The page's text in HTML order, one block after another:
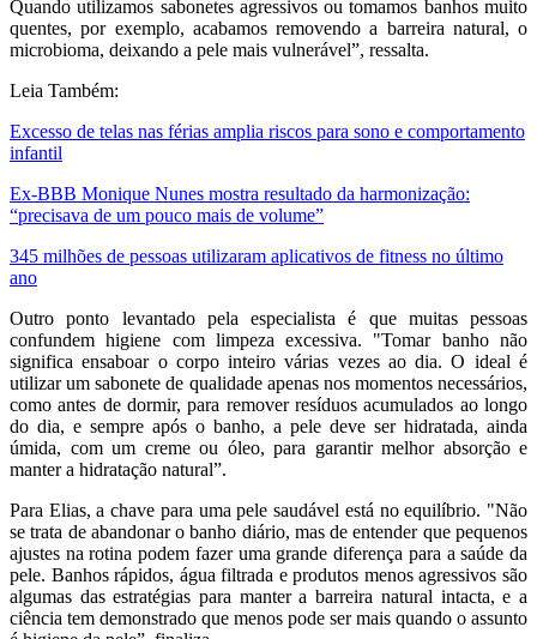
Quando utilizamos sabonetes agressivos ou tomamos banhos muito
quentes, por exemplo, acabamos removendo a barreira natural, o
microbioma, deixando a pele mais vulnerável”, ressalta.
Leia Também:
Excesso de telas nas férias amplia riscos para sono e comportamento
infantil
Ex-BBB Monique Nunes mostra resultado da harmonização:
“precisava de um pouco mais de volume”
345 milhões de pessoas utilizaram aplicativos de fitness no último
ano
Outro ponto levantado pela especialista é que muitas pessoas
confundem higiene com limpeza excessiva. "Tomar banho não
significa ensaboar o corpo inteiro várias vezes ao dia. O ideal é
utilizar um sabonete de qualidade apenas nos momentos necessários,
como antes de dormir, para remover resíduos acumulados ao longo
do dia, e sempre após o banho, a pele deve ser hidratada, ainda
úmida, com um creme ou óleo, para garantir melhor absorção e
manter a hidratação natural”.
Para Elias, a chave para uma pele saudável está no equilíbrio. "Não
se trata de abandonar o banho diário, mas de entender que pequenos
ajustes na rotina podem fazer uma grande diferença para a saúde da
pele. Banhos rápidos, água filtrada e produtos menos agressivos são
algumas das estratégias para manter a barreira natural intacta, e a
ciência tem demonstrado que menos pode ser mais quando o assunto